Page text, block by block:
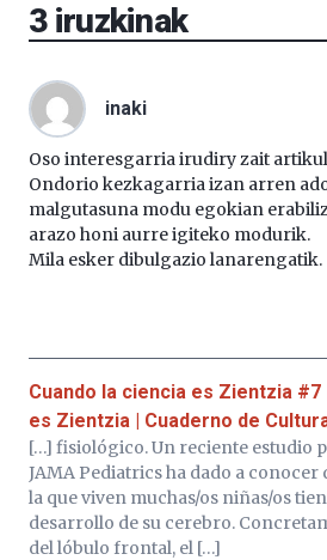
3iruzkinak
inaki
Oso interesgarria irudiry zait
Ondorio kezkagarria izan arren
malgutasuna modu egokian
arazo honi aurre igiteko modurik.
Mila esker dibulgazio lanarengatik.
Cuando la ciencia es Zientzia #7
es Zientzia | Cuaderno de
[…] fisiológico. Un reciente estudio
JAMA Pediatrics ha dado a conocer
la que viven muchas/os niñas/os
desarrollo de su cerebro.
del lóbulo frontal, el […]